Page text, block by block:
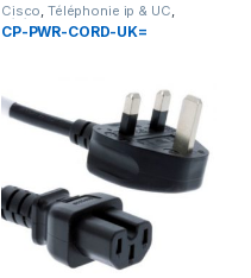
Cisco ,Téléphonie ip & UC
Téléphonie IP et Accessoires
Cisco
CP-PWR-CORD-UK=